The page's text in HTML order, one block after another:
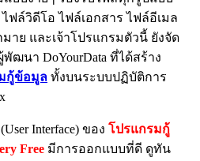
ฟล์วิดีโอ ไฟล์เอกสาร ไฟล์อีเมล
าย และเจ้าโปรแกรมตัวนี้ ยังจัด
พัฒนา DoYourData ที่ได้สร้าง
กู้ข้อมูล ทั้งบนระบบปฏิบัติการ
Interface) ของ โปรแกรมกู้
Free มีการออกแบบที่ดี ดูทัน